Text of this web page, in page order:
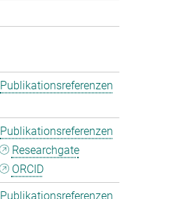
Publikationsreferenzen
Publikationsreferenzen
Researchgate
ORCID
Publikationsreferenzen